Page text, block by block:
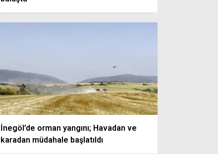
İnegöl’de orman yangını; Havadan ve
karadan müdahale başlatıldı